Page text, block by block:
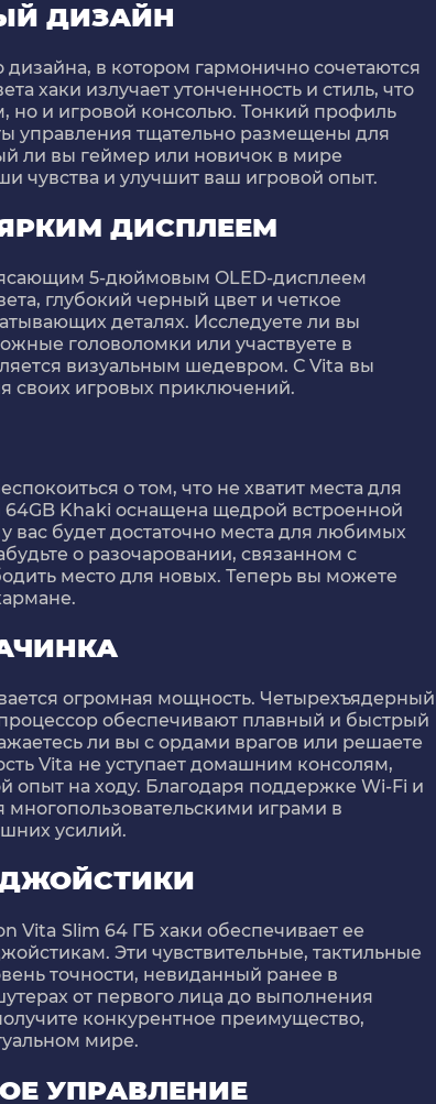
ДИЗАЙН
в котором гармонично сочетаются
хаки излучает утонченность и стиль, что
но и игровой консолью. Тонкий профиль
управления тщательно размещены для
ли вы геймер или новичок в мире
чувства и улучшит ваш игровой опыт.
ДИСПЛЕЕМ
5-дюймовым OLED-дисплеем
глубокий черный цвет и четкое
деталях. Исследуете ли вы
головоломки или участвуете в
визуальным шедевром. С Vita вы
своих игровых приключений.
о том, что не хватит места для
Khaki оснащена щедрой встроенной
вас будет достаточно места для любимых
о разочаровании, связанном с
место для новых. Теперь вы можете
огромная мощность. Четырехъядерный
обеспечивают плавный и быстрый
ли вы с ордами врагов или решаете
Vita не уступает домашним консолям,
на ходу. Благодаря поддержке Wi-Fi и
играми в
усилий.
Vita Slim 64 ГБ хаки обеспечивает ее
Эти чувствительные, тактильные
точности, невиданный ранее в
от первого лица до выполнения
конкурентное преимущество,
мире.
УПРАВЛЕНИЕ